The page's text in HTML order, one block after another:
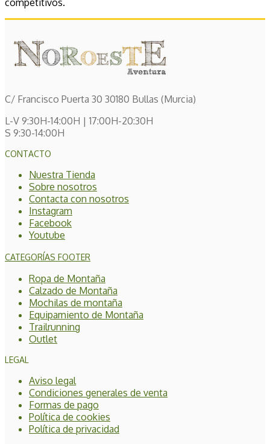
competitivos.
C/ Francisco Puerta 30 30180 Bullas (Murcia)
L-V 9:30H-14:00H | 17:00H-20:30H
S 9:30-14:00H
CONTACTO
Nuestra Tienda
Sobre nosotros
Contacta con nosotros
Instagram
Facebook
Youtube
CATEGORÍAS FOOTER
Ropa de Montaña
Calzado de Montaña
Mochilas de montaña
Equipamiento de Montaña
Trailrunning
Outlet
LEGAL
Aviso legal
Condiciones generales de venta
Formas de pago
Política de cookies
Política de privacidad